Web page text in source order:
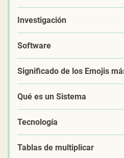
Investigación
Software
Significado de los Emojis
Qué es un Sistema
Tecnología
Tablas de multiplicar